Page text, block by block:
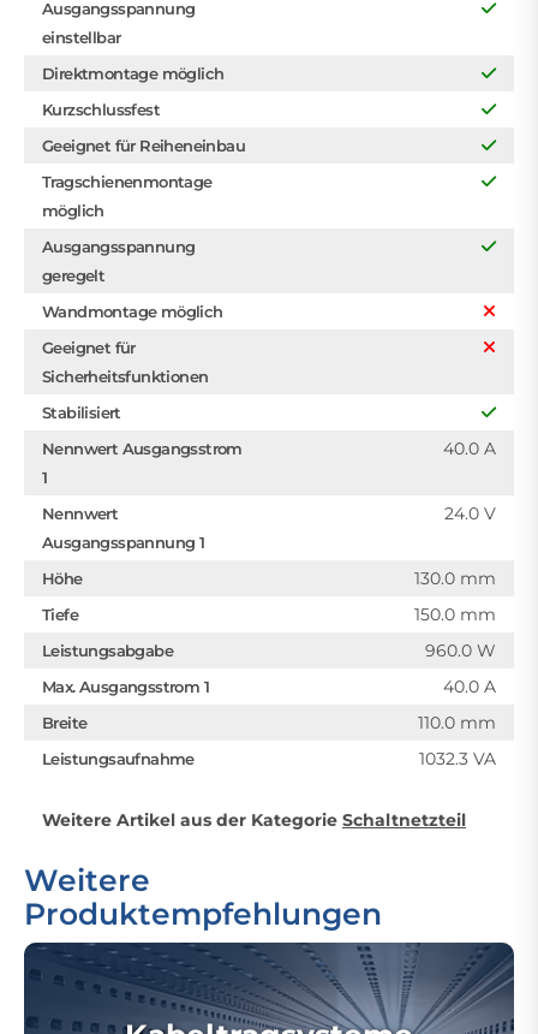
Ausgangsspannung
einstellbar
Direktmontage möglich
Kurzschlussfest
Geeignet für Reiheneinbau
Tragschienenmontage
möglich
Ausgangsspannung
geregelt
Wandmontage möglich
Geeignet für
Sicherheitsfunktionen
Stabilisiert
Nennwert Ausgangsstrom
1
40.0 A
Nennwert
Ausgangsspannung 1
24.0 V
Höhe 130.0 mm
Tiefe 150.0 mm
Leistungsabgabe 960.0 W
Max. Ausgangsstrom 1 40.0 A
Breite 110.0 mm
Leistungsaufnahme 1032.3 VA
Weitere Artikel aus der Kategorie Schaltnetzteil
Weitere
Produktempfehlungen